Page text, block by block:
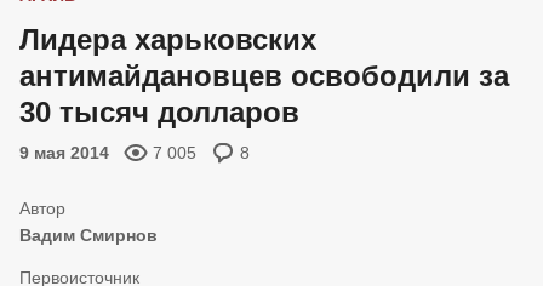
Лидера харьковских
антимайдановцев освободили за
30 тысяч долларов
9 мая 2014 7 005 8
Вадим Смирнов